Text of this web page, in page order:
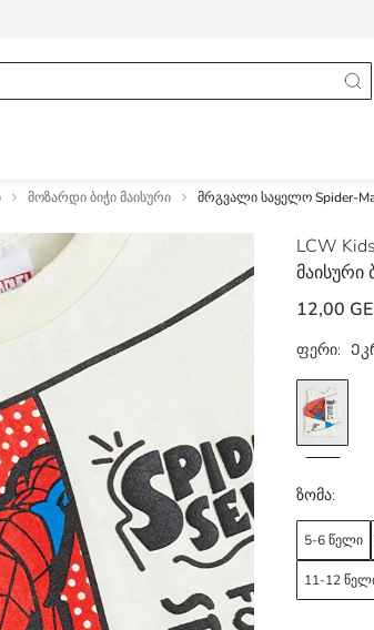
მოზარდი ბიჭი მაისური მრგვალი საყელო Spider-
LCW Kids
მაისური
12,00
ფერი:
ზომა:
5-6 წელი
11-12